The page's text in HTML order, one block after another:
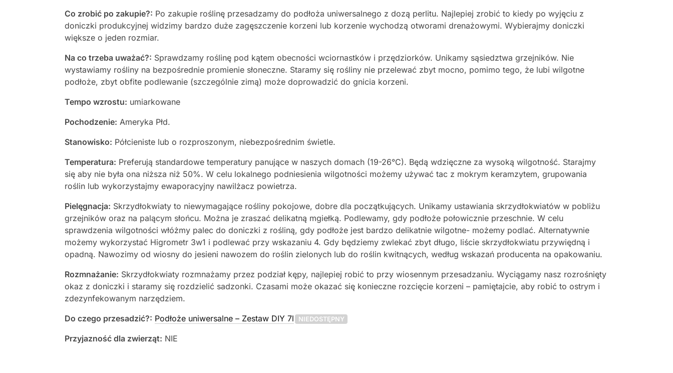
Co zrobić po zakupie?: Po zakupie roślinę przesadzamy do podłoża uniwersalnego z dozą perlitu. Najlepiej zrobić to kiedy po wyjęciu z
doniczki produkcyjnej widzimy bardzo duże zagęszczenie korzeni lub korzenie wychodzą otworami drenażowymi. Wybierajmy doniczki
większe o jeden rozmiar.
Na co trzeba uważać?: Sprawdzamy roślinę pod kątem obecności wciornastków i przędziorków. Unikamy sąsiedztwa grzejników. Nie
wystawiamy rośliny na bezpośrednie promienie słoneczne. Staramy się rośliny nie przelewać zbyt mocno, pomimo tego, że lubi wilgotne
podłoże, zbyt obfite podlewanie (szczególnie zimą) może doprowadzić do gnicia korzeni.
Tempo wzrostu: umiarkowane
Pochodzenie: Ameryka Płd.
Stanowisko: Półcieniste lub o rozproszonym, niebezpośrednim świetle.
Temperatura: Preferują standardowe temperatury panujące w naszych domach (19-26°C). Będą wdzięczne za wysoką wilgotność. Starajmy
się aby nie była ona niższa niż 50%. W celu lokalnego podniesienia wilgotności możemy używać tac z mokrym keramzytem, grupowania
roślin lub wykorzystajmy ewaporacyjny nawilżacz powietrza.
Pielęgnacja: Skrzydłokwiaty to niewymagające rośliny pokojowe, dobre dla początkujących. Unikamy ustawiania skrzydłokwiatów w pobliżu
grzejników oraz na palącym słońcu. Można je zraszać delikatną mgiełką. Podlewamy, gdy podłoże połowicznie przeschnie. W celu
sprawdzenia wilgotności włóżmy palec do doniczki z rośliną, gdy podłoże jest bardzo delikatnie wilgotne- możemy podlać. Alternatywnie
możemy wykorzystać Higrometr 3w1 i podlewać przy wskazaniu 4. Gdy będziemy zwlekać zbyt długo, liście skrzydłokwiatu przywiędną i
opadną. Nawozimy od wiosny do jesieni nawozem do roślin zielonych lub do roślin kwitnących, według wskazań producenta na opakowaniu.
Rozmnażanie: Skrzydłokwiaty rozmnażamy przez podział kępy, najlepiej robić to przy wiosennym przesadzaniu. Wyciągamy nasz rozrośnięty
okaz z doniczki i staramy się rozdzielić sadzonki. Czasami może okazać się konieczne rozcięcie korzeni – pamiętajcie, aby robić to ostrym i
zdezynfekowanym narzędziem.
Do czego przesadzić?: Podłoże uniwersalne – Zestaw DIY 7l NIEDOSTĘPNY
Przyjazność dla zwierząt: NIE